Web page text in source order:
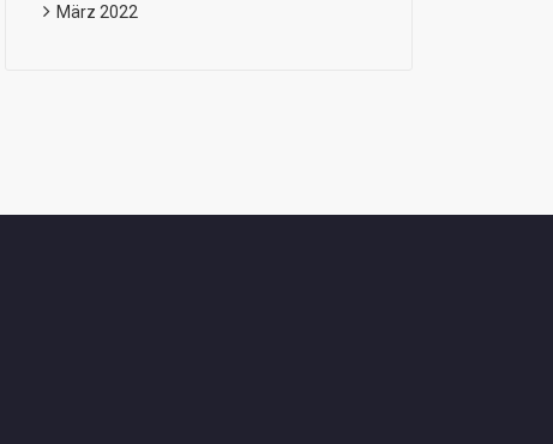
März 2022